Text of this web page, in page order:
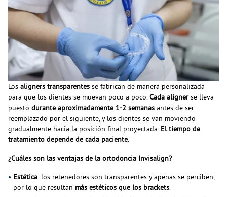
Los aligners transparentes se fabrican de manera personalizada
para que los dientes se muevan poco a poco.Cada alignerse lleva
puesto durante aproximadamente 1-2 semanas antes de ser
reemplazado por el siguiente, y los dientes se van moviendo
gradualmente hacia la posición final proyectada. El tiempo de
tratamiento depende de cada paciente.
¿Cuáles son las ventajas de la ortodoncia Invisalign?
Estética: los retenedores son transparentes y apenas se perciben,
por lo que resultan más estéticos que los brackets.